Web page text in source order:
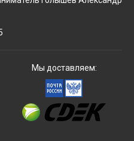
Мы доставляем: